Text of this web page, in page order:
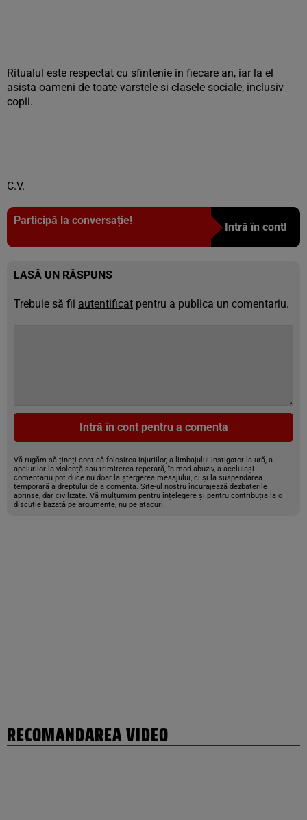
Ritualul este respectat cu sfintenie in fiecare an, iar la el
asista oameni de toate varstele si clasele sociale, inclusiv
copii.
C.V.
Participă la conversație!
Intră în cont!
LASĂ UN RĂSPUNS
Trebuie să fii autentificat pentru a publica un comentariu.
Intră în cont pentru a comenta
Vă rugăm să țineți cont că folosirea injuriilor, a limbajului instigator la ură, a
apelurilor la violență sau trimiterea repetată, în mod abuziv, a aceluiași
comentariu pot duce nu doar la ștergerea mesajului, ci și la suspendarea
temporară a dreptului de a comenta. Site-ul nostru încurajează dezbaterile
aprinse, dar civilizate. Vă mulțumim pentru înțelegere și pentru contribuția la o
discuție bazată pe argumente, nu pe atacuri.
RECOMANDAREA VIDEO